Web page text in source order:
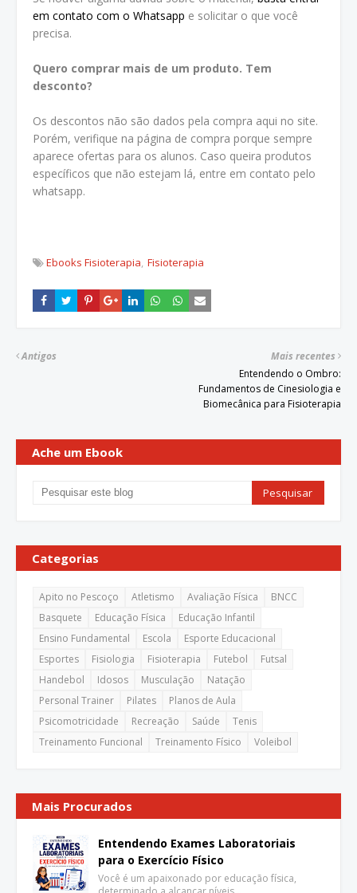
em contato com o Whatsapp e solicitar o que você
precisa.
Quero comprar mais de um produto. Tem
desconto?
Os descontos não são dados pela compra aqui no site.
Porém, verifique na página de compra porque sempre
aparece ofertas para os alunos. Caso queira produtos
específicos que não estejam lá, entre em contato pelo
whatsapp.
Ebooks Fisioterapia Fisioterapia
Mais recentes
Entendendo o Ombro:
Fundamentos de Cinesiologia e
Biomecânica para Fisioterapia
Antigos
Ache um Ebook
Categorias
Apito no Pescoço Atletismo Avaliação Física
BNCC
Basquete
Educação Física
Educação Infantil
Ensino Fundamental
Escola
Esporte Educacional
Esportes
Fisiologia Fisioterapia Futebol
Futsal
Handebol
Idosos Musculação
Natação
Personal Trainer
Pilates
Planos de Aula
Psicomotricidade
Recreação Saúde
Tenis
Treinamento Funcional
Treinamento Físico Voleibol
Mais Procurados
Entendendo Exames Laboratoriais
para o Exercício Físico
Você é um apaixonado por educação física,